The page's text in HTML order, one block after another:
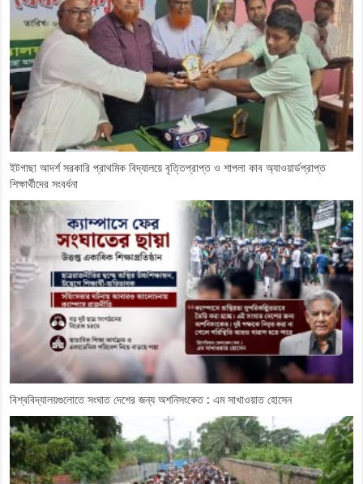
ইটগাছা আদর্শ সরকারি প্রাথমিক বিদ্যালয়ে বৃত্তিপ্রাপ্ত ও শাপলা কাব অ্যাওয়ার্ডপ্রাপ্ত
শিক্ষার্থীদের সংবর্ধনা
বিশ্ববিদ্যালয়গুলোতে সংঘাত দেশের জন্য অশনিসংকেত : এম সাখাওয়াত হোসেন